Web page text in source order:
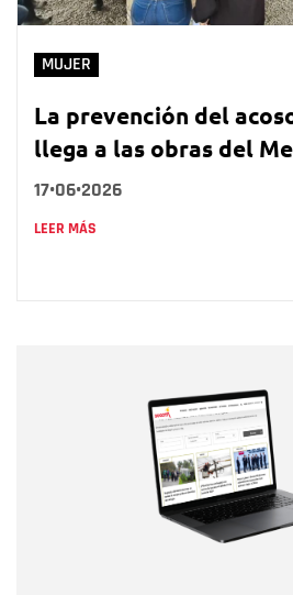
MUJER
La prevención del
llega a las obras del
17•06•2026
LEER MÁS
Correo electrónico
Tipo de comentario